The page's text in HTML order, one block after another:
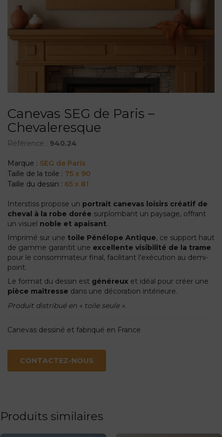
Canevas SEG de Paris –
Chevaleresque
Référence : 940.24
Marque : SEG de Paris
Taille de la toile : 75 x 90
Taille du dessin : 65 x 81
Interstiss propose un portrait canevas loisirs créatif de
cheval à la robe dorée surplombant un paysage, offrant
un visuel noble et apaisant.
Imprimé sur une toile Pénélope Antique, ce support haut
de gamme garantit une excellente visibilité de la trame
pour le consommateur final, facilitant l’exécution au demi-
point.
Le format du dessin est généreux et idéal pour créer une
pièce maîtresse dans une décoration intérieure.
Produit distribué en « toile seule ».
Canevas dessiné et fabriqué en France
CONTACTEZ-NOUS
Produits similaires